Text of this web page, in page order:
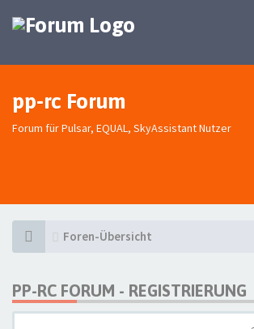
pp-rc Forum
Forum für Pulsar, EQUAL, SkyAssistant Nutzer
Foren-Übersicht
PP-RC FORUM - REGISTRIERUNG